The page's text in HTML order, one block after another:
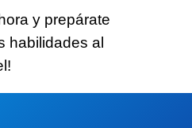
y prepárate
habilidades al